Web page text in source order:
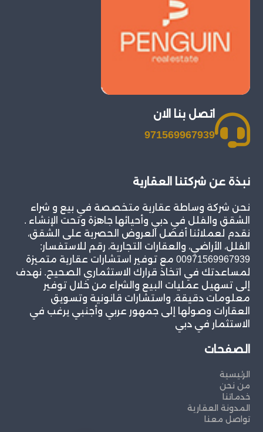
اتصل بنا الان
971569967939
نبذة عن شركتنا العقارية
نحن شركة وساطة عقارية متخصصة في بيع و شراء
الشقق والفلل في دبي وأحيائها جاهزة وتحت الإنشاء .
نقدم لعملائنا أفضل العروض الحصرية على الشقق،
الفلل، الأراضي، والعقارات التجارية، رقم للاستفسار:
00971569967939 مع توفير استشارات عقارية متميزة
لمساعدتك في اتخاذ قرارك الاستثماري الصحيح. نهدف
إلى تسهيل عمليات البيع والشراء من خلال توفير
معلومات دقيقة، واستشارات قانونية وتسويق
العقارات وصولها إلى جمهور عربي وأجنبي يرغب في
الاستثمار في دبي
الصفحات
الرئيسية
من نحن
خدماتنا
المدونة العقارية
تواصل معنا